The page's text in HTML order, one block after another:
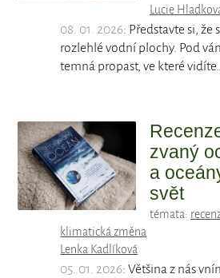
Lucie
08. 01. 2026: Představte si,
rozlehlé vodní plochy. Pod
temná propast, ve které
zvaný
a
svět
témata:
klimatická změna
Lenka Kadlíková
05. 01. 2026: Většina z nás